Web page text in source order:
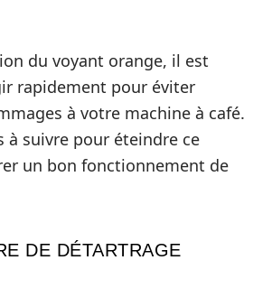
du voyant orange, il est
rapidement pour éviter
à votre machine à café.
à suivre pour éteindre ce
un bon fonctionnement de
DE DÉTARTRAGE